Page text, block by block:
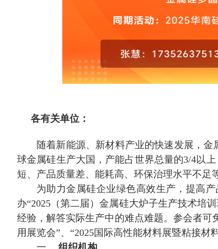
各有关单位：
随着新能源、新材料产业的快速发展，
球金属硅生产大国，产能占世界总量的3/4以
短、产品质量差、能耗高、环保治理水平不
为助力金属硅企业绿色高效生产，提高
办“2025（第二届）金属硅大炉子生产技术培
经验，解答实际生产中的难点难题。参会者可
用展览会”、“2025国际高性能材料展暨粘接材